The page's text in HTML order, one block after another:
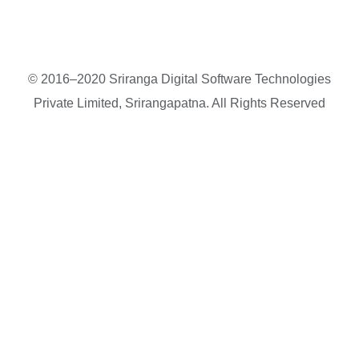
© 2016–2020 Sriranga Digital Software Technologies
Private Limited, Srirangapatna. All Rights Reserved